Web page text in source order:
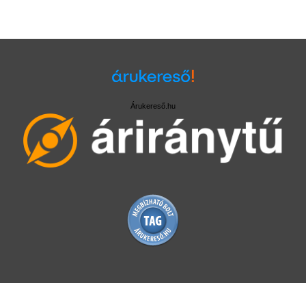
Árukereső.hu